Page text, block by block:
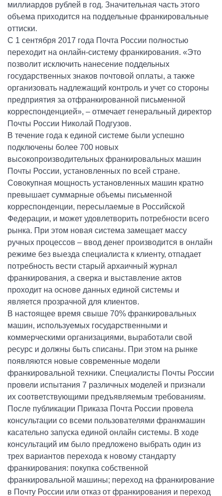
миллиардов рублей в год. Значительная часть этого
объема приходится на поддельные франкировальные
оттиски.
С 1 сентября 2017 года Почта России полностью
переходит на онлайн-систему франкирования. «Это
позволит исключить нанесение поддельных
государственных знаков почтовой оплаты, а также
организовать надлежащий контроль и учет со стороны
предприятия за отфранкированной письменной
корреспонденцией», – отмечает генеральный директор
Почты России Николай Подгузов.
В течение года к единой системе были успешно
подключены более 700 новых
высокопроизводительных франкировальных машин
Почты России, установленных по всей стране.
Совокупная мощность установленных машин кратно
превышает суммарные объемы письменной
корреспонденции, пересылаемые в Российской
Федерации, и может удовлетворить потребности всего
рынка. При этом новая система замещает массу
ручных процессов – ввод денег производится в онлайн
режиме без выезда специалиста к клиенту, отпадает
потребность вести старый архаичный журнал
франкирования, а сверка и выставление актов
проходит на основе данных единой системы и
является прозрачной для клиентов.
В настоящее время свыше 70% франкировальных
машин, используемых государственными и
коммерческими организациями, выработали свой
ресурс и должны быть списаны. При этом на рынке
появляются новые современные модели
франкировальной техники. Специалисты Почты России
провели испытания 7 различных моделей и признали
их соответствующими предъявляемым требованиям.
После публикации Приказа Почта России провела
консультации со всеми пользователями франкмашин
касательно запуска единой онлайн системы. В ходе
консультаций им было предложено выбрать один из
трех вариантов перехода к новому стандарту
франкирования: покупка собственной
франкировальной машины; переход на франкирование
в Почту России или отказ от франкирования и переход